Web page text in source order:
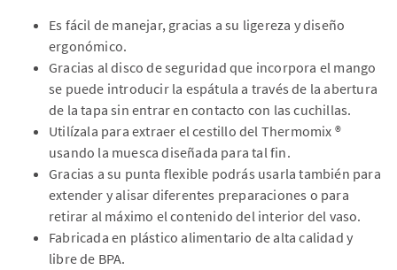
Es fácil de manejar, gracias a su ligereza y diseño
ergonómico.
Gracias al disco de seguridad que incorpora el mango
se puede introducir la espátula a través de la abertura
de la tapa sin entrar en contacto con las cuchillas.
Utilízala para extraer el cestillo del Thermomix ®
usando la muesca diseñada para tal fin.
Gracias a su punta flexible podrás usarla también para
extender y alisar diferentes preparaciones o para
retirar al máximo el contenido del interior del vaso.
Fabricada en plástico alimentario de alta calidad y
libre de BPA.